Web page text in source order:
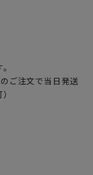
ご注文で当日発送